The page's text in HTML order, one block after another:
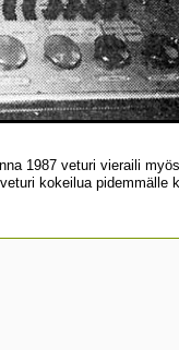
1987 veturi vieraili
kokeilua